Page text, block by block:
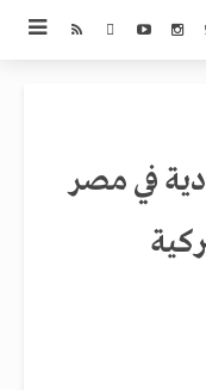
في مصر